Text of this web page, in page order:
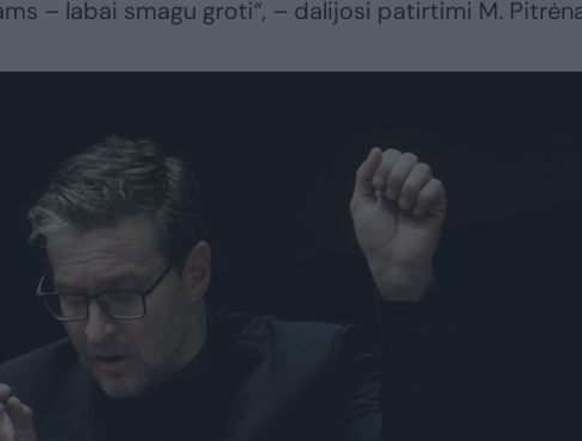
– labai smagu groti“, – dalijosi patirtimi M.